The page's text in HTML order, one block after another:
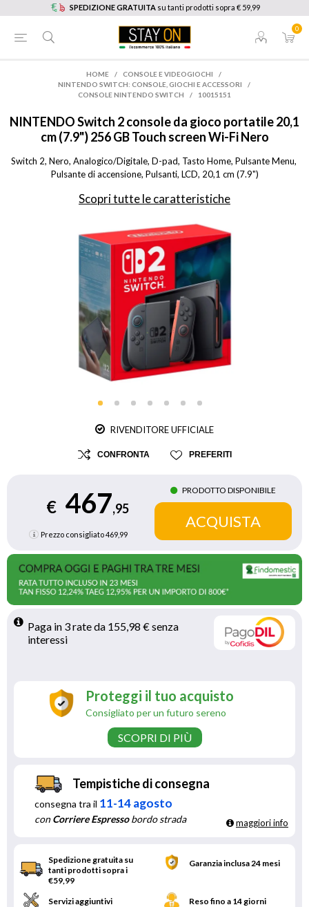
SPEDIZIONE GRATUITA su tanti prodotti sopra € 59,99
0
HOME / CONSOLE E VIDEOGIOCHI
/
NINTENDO SWITCH: CONSOLE, GIOCHI E ACCESSORI
/
CONSOLE NINTENDO SWITCH
/ 10015151
NINTENDOSwitch 2 console da gioco portatile 20,1
cm (7.9") 256 GB Touch screen Wi-Fi Nero
Switch 2, Nero, Analogico/Digitale, D-pad, Tasto Home, Pulsante Menu,
Pulsante di accensione, Pulsanti, LCD, 20,1 cm (7.9")
Scopri tutte le caratteristiche
RIVENDITORE UFFICIALE
CONFRONTA PREFERITI
€ 467,95
Prezzo consigliato469,99
PRODOTTO DISPONIBILE
Paga in 3 rate da 155,98 € senza
interessi
Proteggi il tuo acquisto
Consigliato per un futuro sereno
SCOPRI DI PIÙ
Tempistiche di consegna
consegna tra il 11-14 agosto
conCorriere Espressobordo strada maggiori info
Spedizione gratuita su
tanti prodotti sopra i
€59,99
Garanzia inclusa 24 mesi
Servizi aggiuntivi Reso fino a 14 giorni